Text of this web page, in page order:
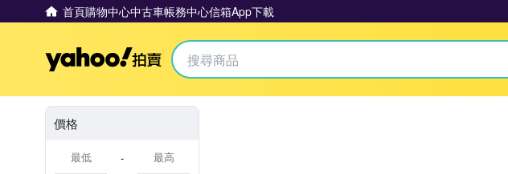
首頁購物中心中古車帳務中心信箱App下載
Yahoo拍賣
價格
-